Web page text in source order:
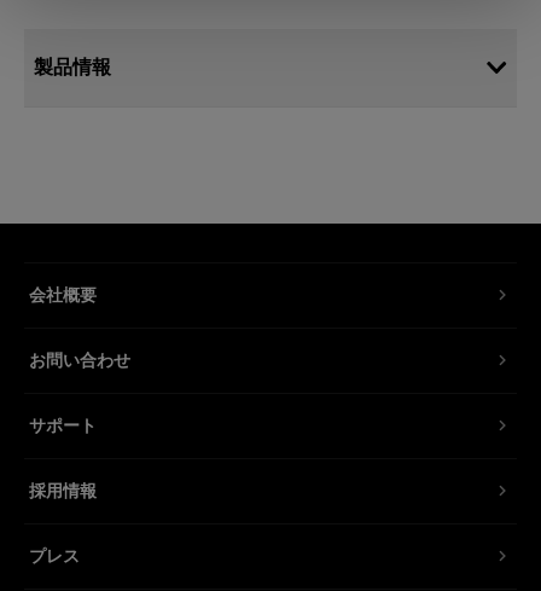
製品情報
主電源駆動モノライト用の標準接地電源ケーブ
ットバリエーションがあります。
会社概要
お問い合わせ
サポート
採用情報
プレス